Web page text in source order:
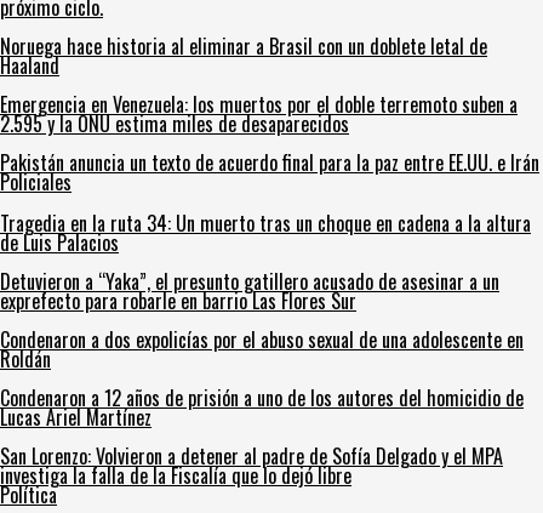
próximo ciclo.
Noruega hace historia al eliminar a Brasil con un doblete letal de
Haaland
Emergencia en Venezuela: los muertos por el doble terremoto suben a
2.595 y la ONU estima miles de desaparecidos
Pakistán anuncia un texto de acuerdo final para la paz entre EE.UU. e Irán
Policiales
Tragedia en la ruta 34: Un muerto tras un choque en cadena a la altura
de Luis Palacios
Detuvieron a “Yaka”, el presunto gatillero acusado de asesinar a un
exprefecto para robarle en barrio Las Flores Sur
Condenaron a dos expolicías por el abuso sexual de una adolescente en
Roldán
Condenaron a 12 años de prisión a uno de los autores del homicidio de
Lucas Ariel Martínez
San Lorenzo: Volvieron a detener al padre de Sofía Delgado y el MPA
investiga la falla de la Fiscalía que lo dejó libre
Política